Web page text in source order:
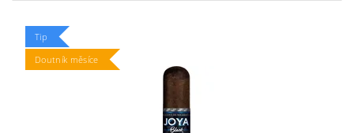
Tip
Doutník měsíce